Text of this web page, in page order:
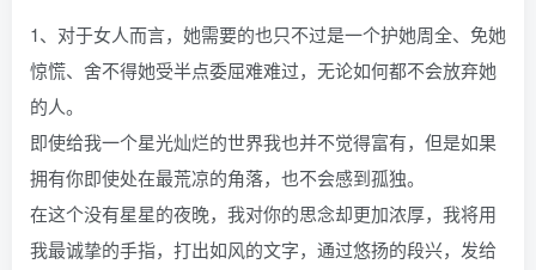
1、对于女人而言，她需要的也只不过是一个护她周全、免她
惊慌、舍不得她受半点委屈难难过，无论如何都不会放弃她
的人。
即使给我一个星光灿烂的世界我也并不觉得富有，但是如果
拥有你即使处在最荒凉的角落，也不会感到孤独。
在这个没有星星的夜晚，我对你的思念却更加浓厚，我将用
我最诚挚的手指，打出如风的文字，通过悠扬的段兴，发给